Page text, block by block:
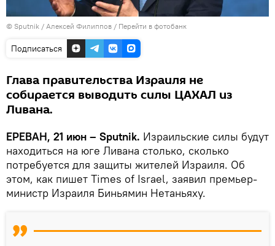
© Sputnik / Алексей Филиппов / Перейти в фотобанк
Подписаться
Глава правительства Израиля не
собирается выводить силы ЦАХАЛ из
Ливана.
ЕРЕВАН, 21 июн – Sputnik. Израильские силы будут
находиться на юге Ливана столько, сколько
потребуется для защиты жителей Израиля. Об
этом, как пишет Times of Israel, заявил премьер-
министр Израиля Биньямин Нетаньяху.